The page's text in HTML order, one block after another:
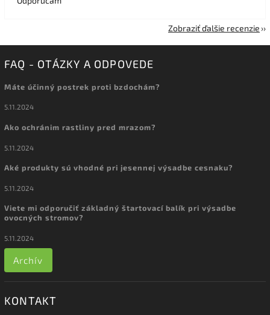
Zobraziť ďalšie recenzie
FAQ - OTÁZKY A ODPOVEDE
Máte účinný postrek proti bzdochám?
5.11.2024
Ako ochránim rastliny pred mrazom?
5.11.2024
Aké produkty sú vhodné pri jesennej výsadbe cesnaku?
5.11.2024
Viete mi odporučiť základný štartovací balík pri výsadbe
ovocných stromov?
5.11.2024
Archív
KONTAKT